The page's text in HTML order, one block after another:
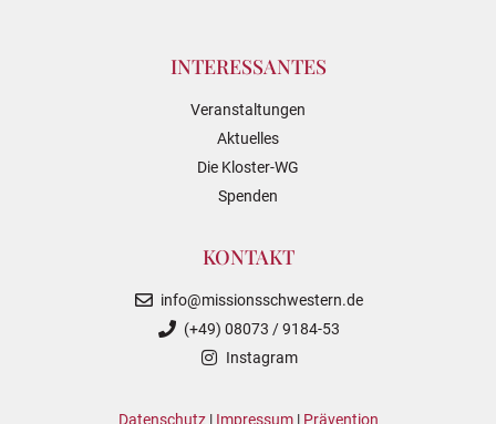
INTERESSANTES
Veranstaltungen
Aktuelles
Die Kloster-WG
Spenden
KONTAKT
info@missionsschwestern.de
(+49) 08073 / 9184-53
Instagram
Datenschutz| Impressum| Prävention